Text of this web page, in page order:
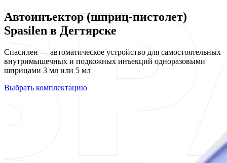
Автоинъектор (шприц-пистолет)
Spasilen в Дегтярске
Спасилен — автоматическое устройство для самостоятельных
внутримышечных и подкожных инъекций одноразовыми
шприцами 3 мл или 5 мл
Выбрать комплектацию